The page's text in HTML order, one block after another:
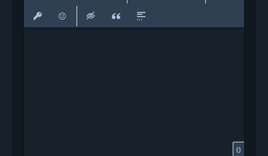
Полужирный
Курсив Подчеркнутый
0